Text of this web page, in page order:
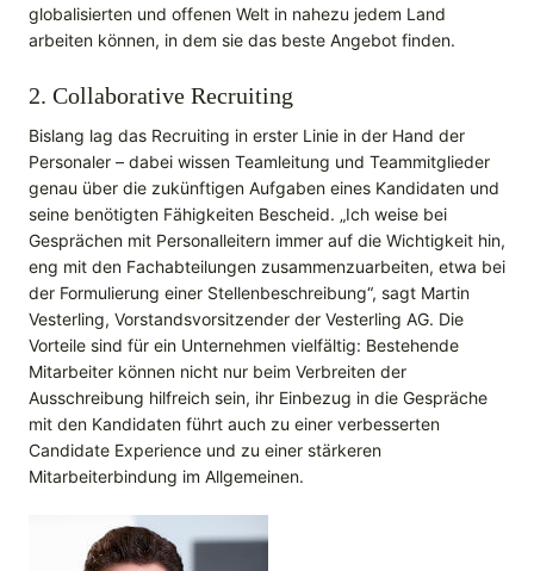
globalisierten und offenen Welt in nahezu jedem Land
arbeiten können, in dem sie das beste Angebot finden.
2. Collaborative Recruiting
Bislang lag das Recruiting in erster Linie in der Hand der
Personaler – dabei wissen Teamleitung und Teammitglieder
genau über die zukünftigen Aufgaben eines Kandidaten und
seine benötigten Fähigkeiten Bescheid. „Ich weise bei
Gesprächen mit Personalleitern immer auf die Wichtigkeit hin,
eng mit den Fachabteilungen zusammenzuarbeiten, etwa bei
der Formulierung einer Stellenbeschreibung“, sagt Martin
Vesterling, Vorstandsvorsitzender der Vesterling AG. Die
Vorteile sind für ein Unternehmen vielfältig: Bestehende
Mitarbeiter können nicht nur beim Verbreiten der
Ausschreibung hilfreich sein, ihr Einbezug in die Gespräche
mit den Kandidaten führt auch zu einer verbesserten
Candidate Experience und zu einer stärkeren
Mitarbeiterbindung im Allgemeinen.